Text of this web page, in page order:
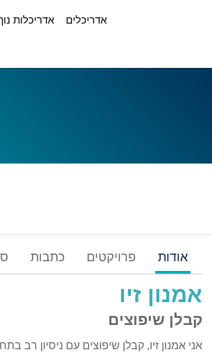
אדריכלים אדריכלות
אודות פרויקטים כתבות
אמנון זיו
קבלן שיפוצים
אני אמנון זיו, קבלן שיפוצים עם ניסיון רב